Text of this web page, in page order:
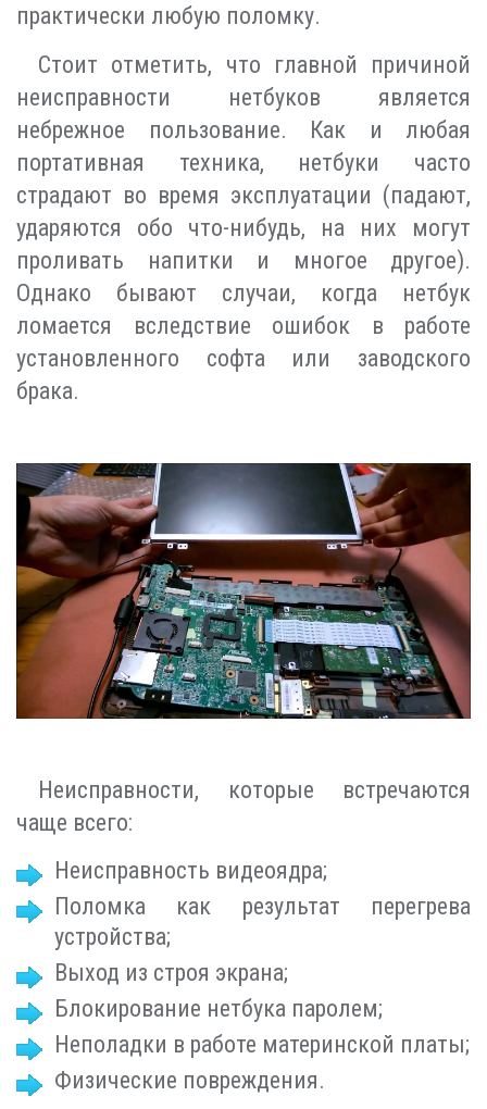
практически любую поломку.
Стоит отметить, что главной причиной
неисправности нетбуков является
небрежное пользование. Как и любая
портативная техника, нетбуки часто
страдают во время эксплуатации (падают,
ударяются обо что-нибудь, на них могут
проливать напитки и многое другое).
Однако бывают случаи, когда нетбук
ломается вследствие ошибок в работе
установленного софта или заводского
брака.
Неисправности, которые встречаются
чаще всего:
Неисправность видеоядра;
Поломка как результат перегрева
устройства;
Выход из строя экрана;
Блокирование нетбука паролем;
Неполадки в работе материнской платы;
Физические повреждения.